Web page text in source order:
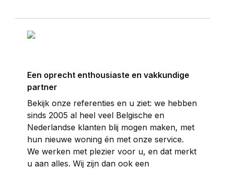
Een oprecht enthousiaste en vakkundige
partner
Bekijk onze referenties en u ziet: we hebben
sinds 2005 al heel veel Belgische en
Nederlandse klanten blij mogen maken, met
hun nieuwe woning én met onze service.
We werken met plezier voor u, en dat merkt
u aan alles. Wij zijn dan ook een